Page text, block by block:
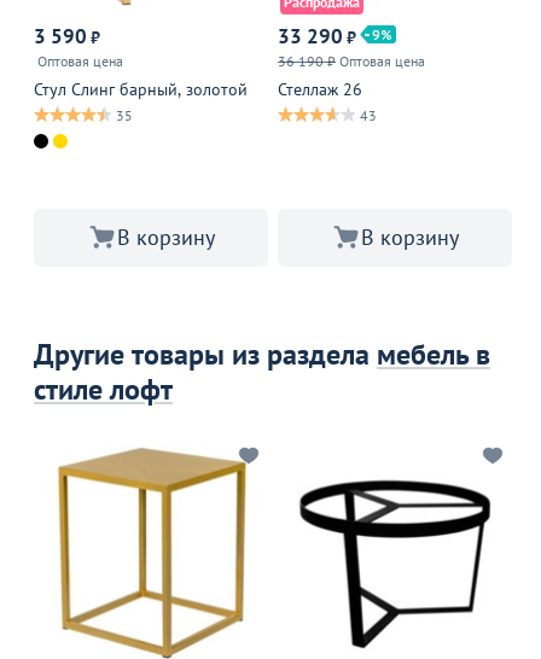
3 590 ₽
Оптовая цена
Стул Слинг барный, золотой
35
В корзину
33 290 ₽
9
36 190 ₽ Оптовая цена
Стеллаж 26
43
В корзину
Другие товары из раздела мебель в
стиле лофт